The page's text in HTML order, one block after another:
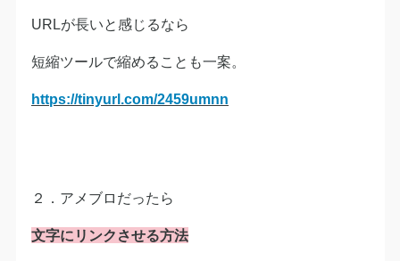
URLが長いと感じるなら
短縮ツールで縮めることも一案。
https://tinyurl.com/2459umnn
２．アメブロだったら
文字にリンクさせる方法